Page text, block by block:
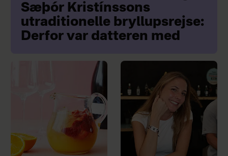
Sæþór Kristínssons
utraditionelle bryllupsrejse:
Derfor var datteren med